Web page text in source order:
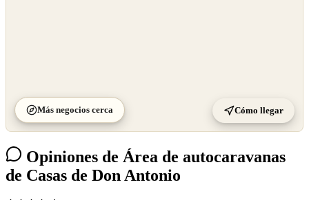
Más negocios cerca Cómo llegar
Opiniones de Área de autocaravanas
de Casas de Don Antonio